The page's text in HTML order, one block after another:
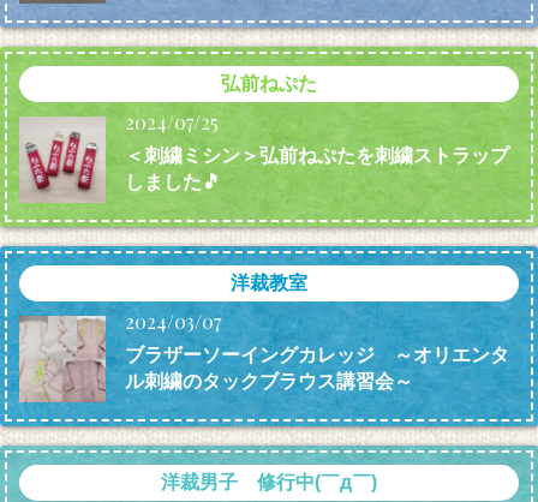
弘前ねぷた
2024/07/25
＜刺繍ミシン＞弘前ねぷたを刺繍ストラップ
しました🎵
洋裁教室
2024/03/07
ブラザーソーイングカレッジ ～オリエンタ
ル刺繍のタックブラウス講習会～
洋裁男子 修行中(￣д￣)